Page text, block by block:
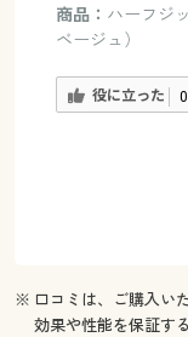
商品： ハーフジ
ベージュ）
役に立った 0
※ 口コミは、ご購入い
効果や性能を保証す